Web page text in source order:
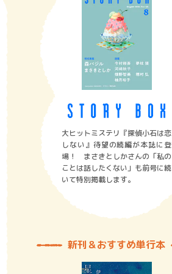
大ヒットミステリ『探偵小石は恋
しない』待望の続編が本誌に登
場！ まさきとしかさんの「私の
ことは話したくない」も前号に続
いて特別掲載します。
新刊＆おすすめ単行本